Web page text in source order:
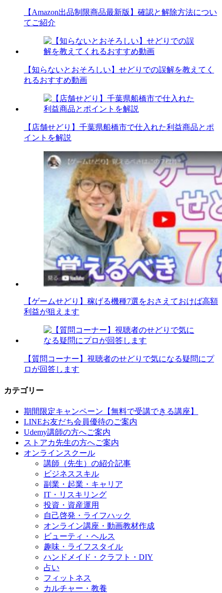
【Amazon出品制限商品最新版】確認と解除方法につい
てご紹介
【知らないとおそろしい】せどりでの誤解を教えてく
れるおすすめ動画
【店舗せどり】千葉県船橋市で仕入れた利益商品とポ
イントを解説
【ゲームせどり】稼げる機種7選をおさえておけば高額
利益が狙えます
【質問コーナー】視聴者のせどりで気になる疑問にプ
ロが回答します
カテゴリー
期間限定キャンペーン【無料で受講できる講座】
LINEお友だち会員優待のご案内
Udemy講師の方へご案内
ストアカ先生の方へご案内
オンラインスクール
講師（先生）の紹介記事
ビジネススキル
副業・起業・キャリア
IT・リスキリング
投資・資産運用
自己啓発・ライフハック
オンライン講座・動画教材作成
ビューティ・ヘルス
趣味・ライフスタイル
ハンドメイド・クラフト・DIY
占い
フィットネス
カルチャー・教養